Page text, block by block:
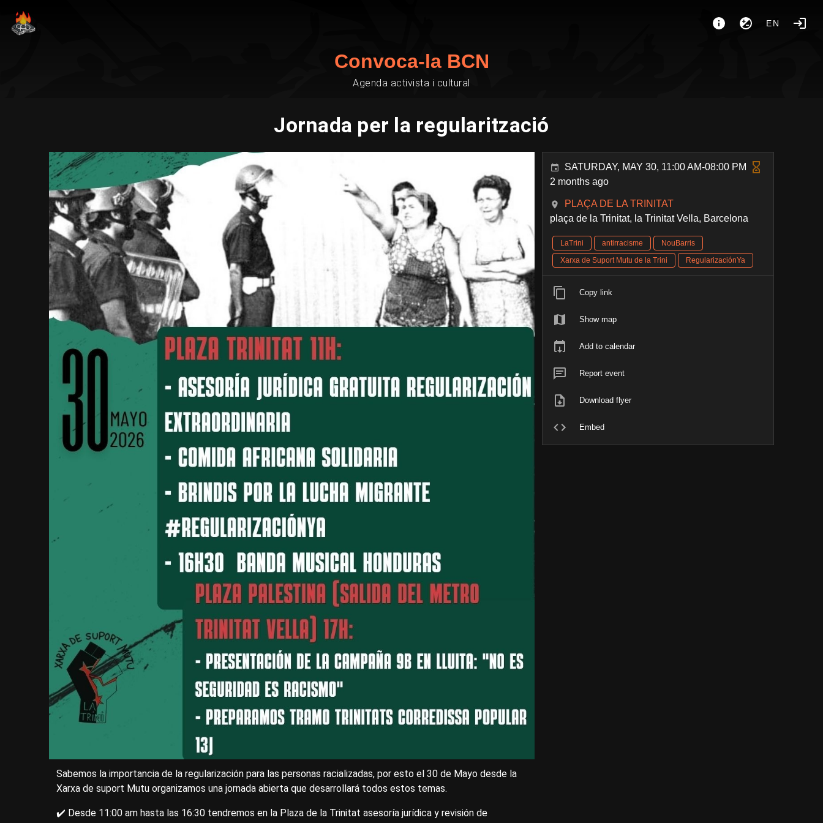
EN
Convoca-la BCN
Agenda activista i cultural
Jornada per la regularització
Sabemos la importancia de la regularización para las personas racializadas, por esto el 30 de Mayo desde la
Xarxa de suport Mutu organizamos una jornada abierta que desarrollará todos estos temas.
✔️ Desde 11:00 am hasta las 16:30 tendremos en la Plaza de la Trinitat asesoría jurídica y revisión de
SATURDAY, MAY 30, 11:00 AM-08:00 PM
2 months ago
PLAÇA DE LA TRINITAT
plaça de la Trinitat, la Trinitat Vella, Barcelona
LaTrini antirracisme
NouBarris
Xarxa de Suport Mutu de la Trini
RegularizaciónYa
Copy link
Show map
Add to calendar
Report event
Download flyer
Embed